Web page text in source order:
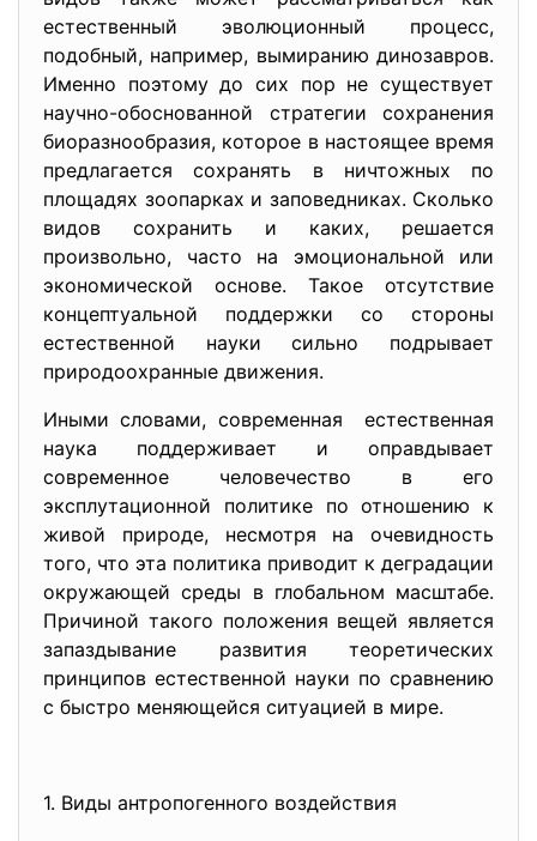
естественный эволюционный процесс,
подобный, например, вымиранию динозавров.
Именно поэтому до сих пор не существует
научно-обоснованной стратегии сохранения
биоразнообразия, которое в настоящее время
предлагается сохранять в ничтожных по
площадях зоопарках и заповедниках. Сколько
видов сохранить и каких, решается
произвольно, часто на эмоциональной или
экономической основе. Такое отсутствие
концептуальной поддержки со стороны
естественной науки сильно подрывает
природоохранные движения.
Иными словами, современная естественная
наука поддерживает и оправдывает
современное человечество в его
эксплутационной политике по отношению к
живой природе, несмотря на очевидность
того, что эта политика приводит к деградации
окружающей среды в глобальном масштабе.
Причиной такого положения вещей является
запаздывание развития теоретических
принципов естественной науки по сравнению
с быстро меняющейся ситуацией в мире.
1. Виды антропогенного воздействия